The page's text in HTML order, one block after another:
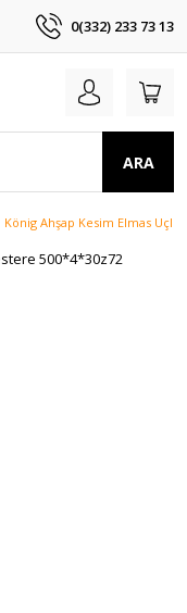
0(332) 233 73 13
ARA
König Ahşap Kesim Elmas